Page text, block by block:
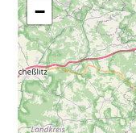
−